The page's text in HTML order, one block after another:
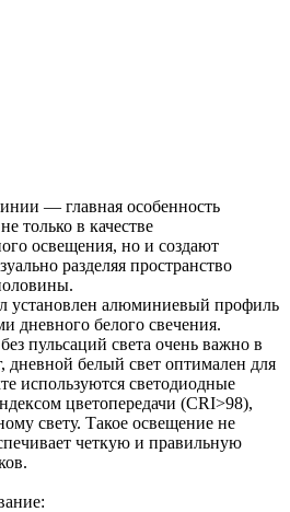
— главная особенность
только в качестве
освещения, но и создают
разделяя пространство
установлен алюминиевый профиль
дневного белого свечения.
пульсаций света очень важно в
дневной белый свет оптимален для
используются светодиодные
цветопередачи (CRI>98),
свету. Такое освещение не
четкую и правильную